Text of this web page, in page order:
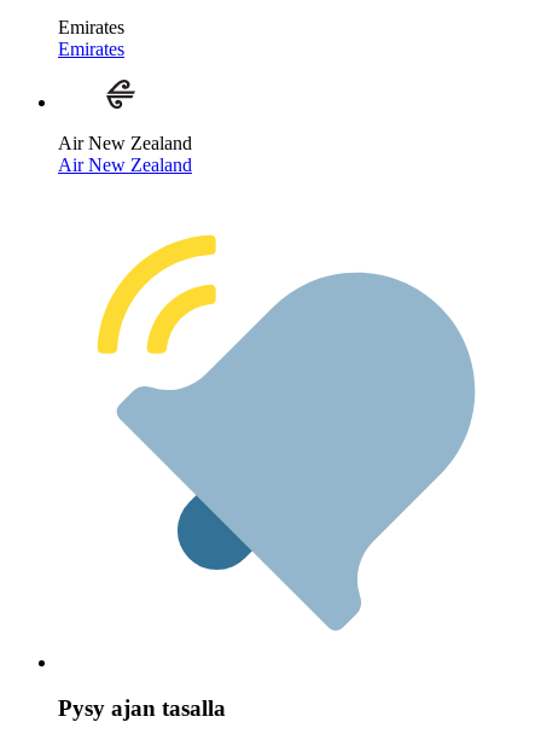
Emirates
Emirates
Air New Zealand
Air New Zealand
Pysy ajan tasalla